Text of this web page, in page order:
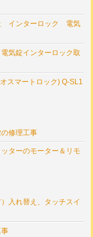
インターロック 電気
気錠インターロック取
スマートロック) Q-SL1
修理工事
ターのモーター＆リモ
入れ替え、タッチスイ